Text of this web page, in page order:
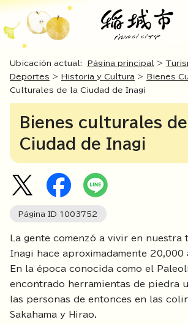
Ubicación actual: Página principal >
Deportes > Historia y Cultura > Bienes
Culturales de la Ciudad de Inagi
Bienes culturales
Ciudad de Inagi
Página ID 1003752
La gente comenzó a vivir en nuestra
Inagi hace aproximadamente 20,000
En la época conocida como el
encontrado herramientas de piedra
las personas de entonces en las
Sakahama y Hirao.